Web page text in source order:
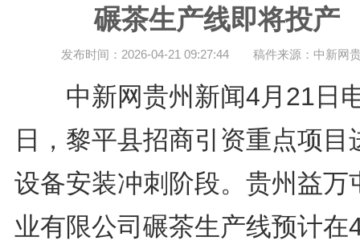
碾茶生产线即将投产
发布时间：2026-04-21 09:27:44 稿件来源：中新网
中新网贵州新闻4月21日
日，黎平县招商引资重点项目
设备安装冲刺阶段。贵州益万
业有限公司碾茶生产线预计在